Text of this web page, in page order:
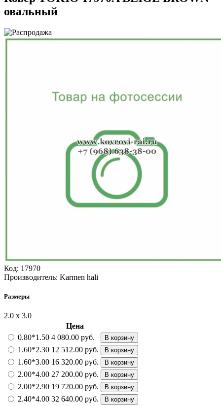
овальный
Код: 17970
Производитель: Karmen hali
Размеры
2.0 х 3.0
Цена
0.80*1.50 4 080.00 руб. В корзину
1.60*2.30 12 512.00 руб. В корзину
1.60*3.00 16 320.00 руб. В корзину
2.00*4.00 27 200.00 руб. В корзину
2.00*2.90 19 720.00 руб. В корзину
2.40*4.00 32 640.00 руб. В корзину